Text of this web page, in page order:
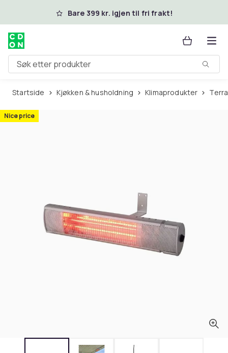
Hopp til hovedinnholdBare 399 kr. igjen til fri frakt!
Søk etter produkter
Startside Kjøkken & husholdning Klimaprodukter
Nice price